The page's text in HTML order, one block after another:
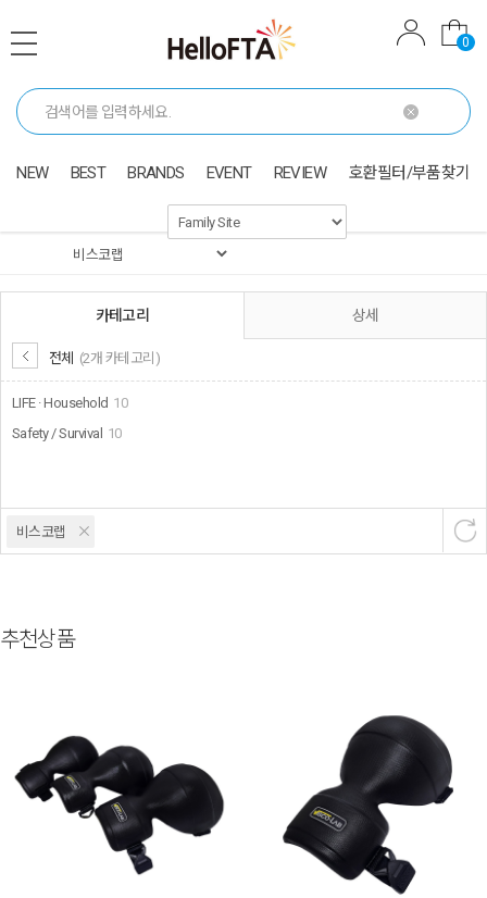
0
NEW BEST BRANDS EVENT REVIEW 호환필터/부품찾기
카테고리
전체 (2개 카테고리)
LIFE · Household 10
Safety / Survival 10
상세
비스코랩
추천상품